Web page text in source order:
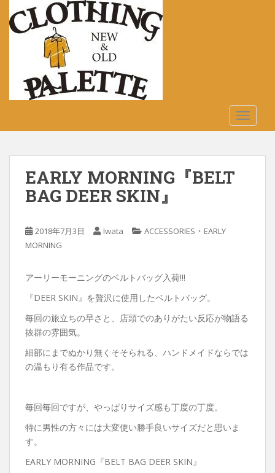
n
EARLY MORNING『BELT
BAG DEER SKIN』
2018年7月3日 Iwata ACCESSORIES ・ EARLY
MORNING
アーリーモーニングのベルトバッグ入荷!!!
『DEER SKIN』を贅沢に使用したベルトバッグ。
毎回の旅立ちの早さと、店頭でのありがたい反応が物語る
抜群の雰囲気。
細部にまでぬかり無くそそられる、ハンドメイドならでは
の温もり有る作品です。
毎回毎回ですが、やっぱりサイズ感も丁度の丁度。
特に男性の方々には大変使い勝手良いサイズだと思いま
す。
EARLY MORNING『BELT BAG DEER SKIN』